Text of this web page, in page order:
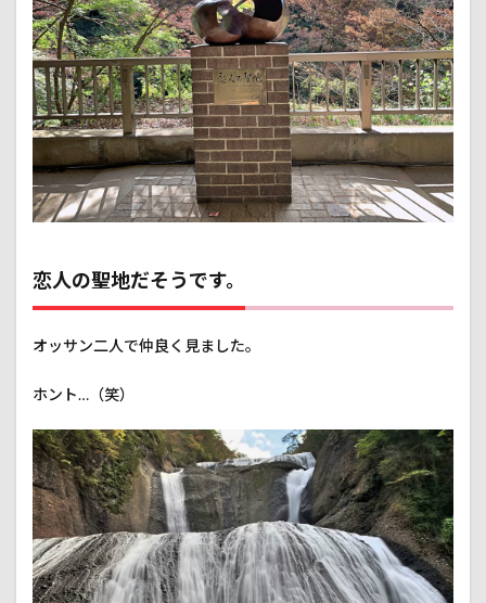
恋人の聖地だそうです。
オッサン二人で仲良く見ました。
ホント…（笑）